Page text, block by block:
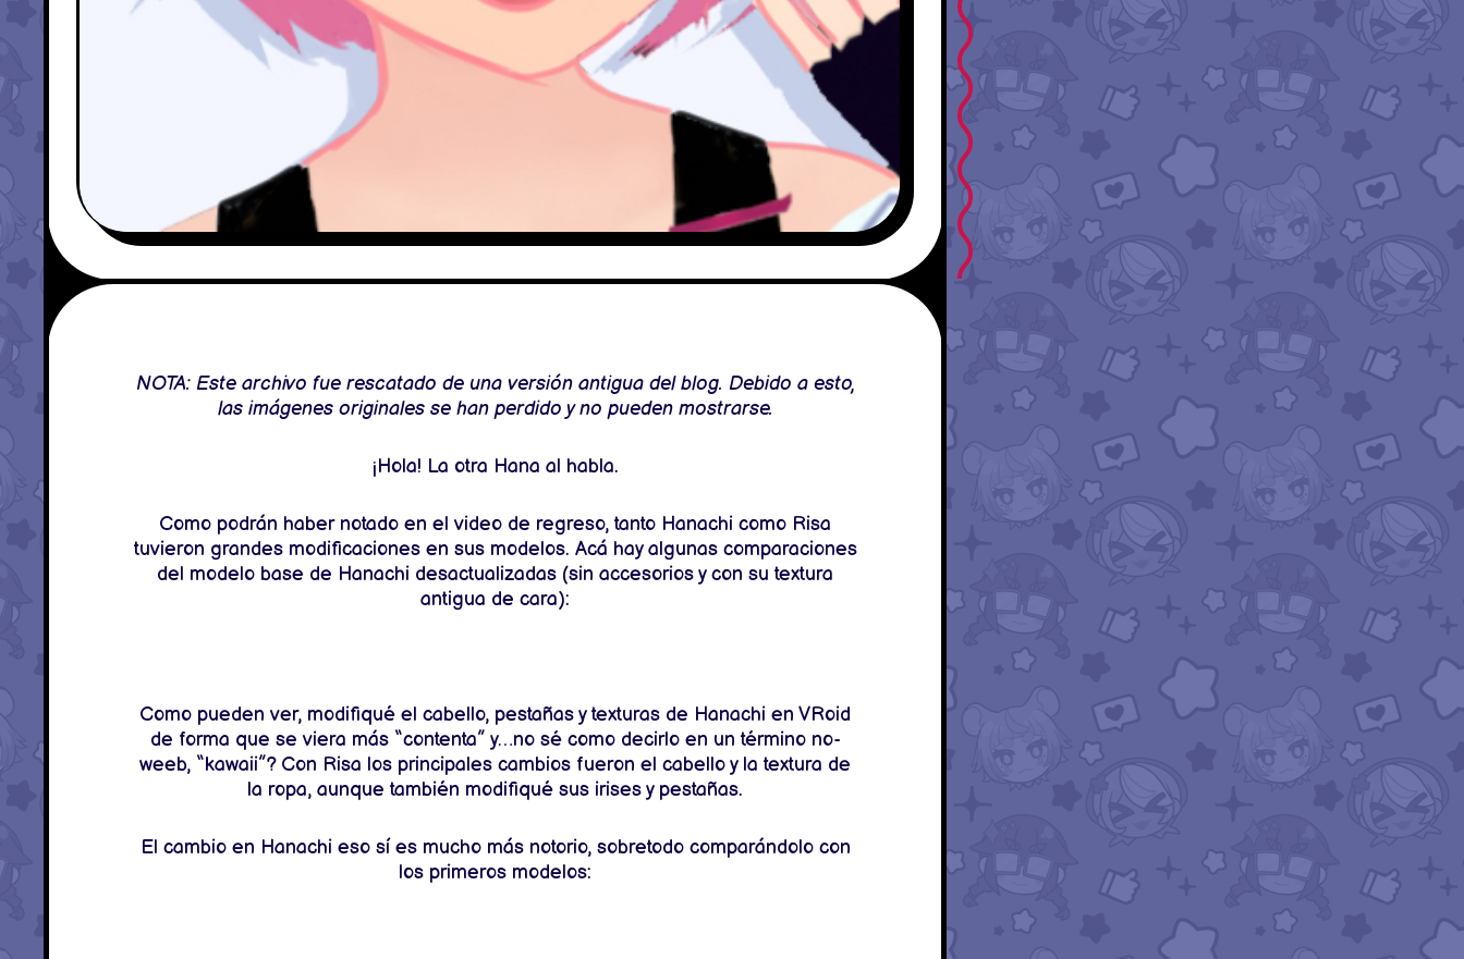
NOTA: Este archivo fue rescatado de una versión antigua del blog. Debido a esto,
las imágenes originales se han perdido y no pueden mostrarse.
¡Hola! La otra Hana al habla.
Como podrán haber notado en el video de regreso, tanto Hanachi como Risa
tuvieron grandes modificaciones en sus modelos. Acá hay algunas comparaciones
del modelo base de Hanachi desactualizadas (sin accesorios y con su textura
antigua de cara):
Como pueden ver, modifiqué el cabello, pestañas y texturas de Hanachi en VRoid
de forma que se viera más “contenta” y…no sé como decirlo en un término no-
weeb, “kawaii”? Con Risa los principales cambios fueron el cabello y la textura de
la ropa, aunque también modifiqué sus irises y pestañas.
El cambio en Hanachi eso sí es mucho más notorio, sobretodo comparándolo con
los primeros modelos: